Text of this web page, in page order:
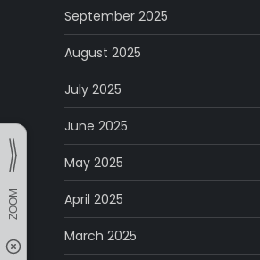
September 2025
August 2025
July 2025
June 2025
May 2025
April 2025
March 2025